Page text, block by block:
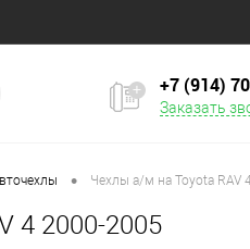
+7 (914)
Заказать
• Чехлы а/м на Toyota RAV
4 2000-2005